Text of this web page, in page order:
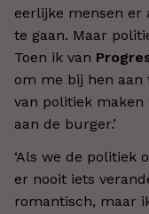
eerlijke mensen
te gaan. Maar
Toen ik van
om me bij hen
van politiek
aan de burger.’
‘Als we de politiek
er nooit iets
romantisch, maar